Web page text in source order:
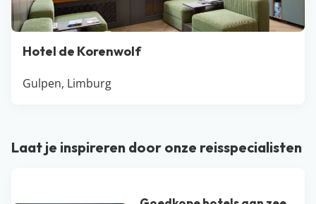
Hotel de Korenwolf
Gulpen, Limburg
Laat je inspireren door onze reisspecialisten